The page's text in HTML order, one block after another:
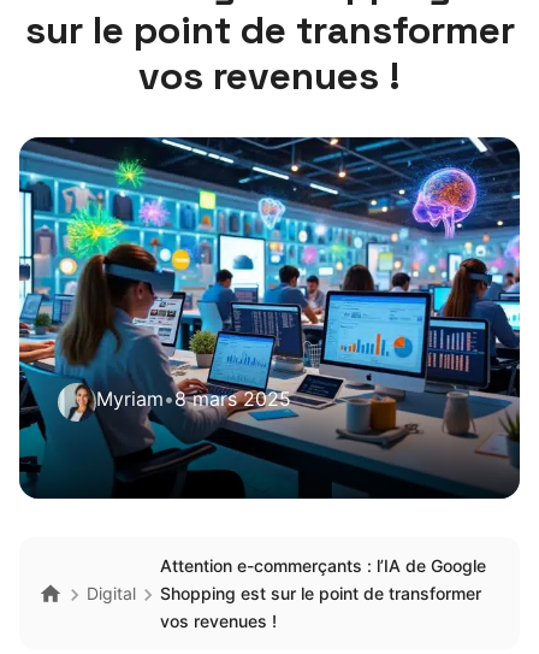
sur le point de transformer
vos revenues !
Myriam•8 mars 2025
Digital
Attention e-commerçants : l’IA de Google
Shopping est sur le point de transformer
vos revenues !